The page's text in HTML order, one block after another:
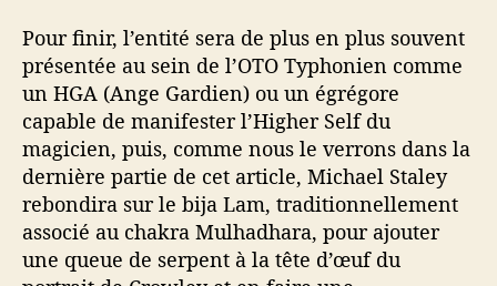
Pour finir, l’entité sera de plus en plus souvent
présentée au sein de l’OTO Typhonien comme
un HGA (Ange Gardien) ou un égrégore
capable de manifester l’Higher Self du
magicien, puis, comme nous le verrons dans la
dernière partie de cet article, Michael Staley
rebondira sur le bija Lam, traditionnellement
associé au chakra Mulhadhara, pour ajouter
une queue de serpent à la tête d’œuf du